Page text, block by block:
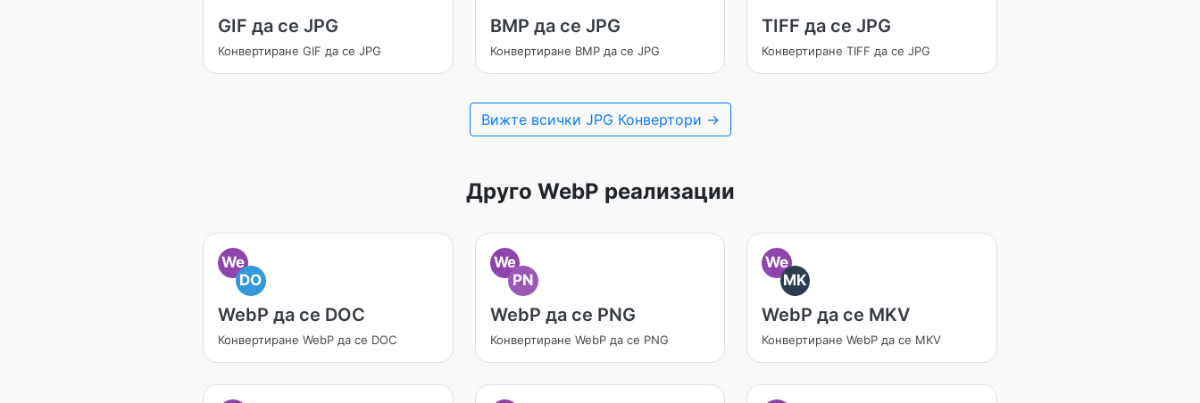
GIF да се JPG
Конвертиране GIF да се JPG
BMP да се JPG
Конвертиране BMP да се JPG
TIFF да се JPG
Конвертиране TIFF да се JPG
Вижте всички JPG Конвертори →
Друго WebP реализации
We
DO
WebP да се DOC
Конвертиране WebP да се DOC
We
PN
WebP да се PNG
Конвертиране WebP да се PNG
We
MK
WebP да се MKV
Конвертиране WebP да се MKV